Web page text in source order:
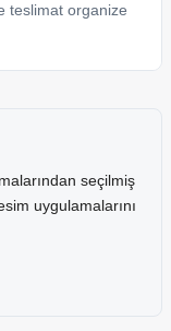
teslimat organize
seçilmiş
uygulamalarını